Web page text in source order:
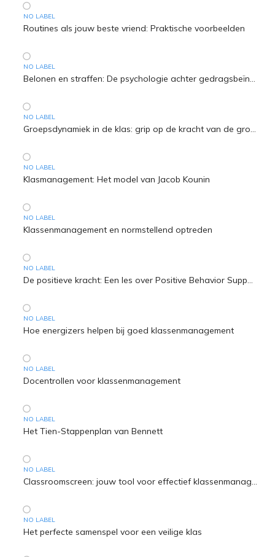
NO LABEL
Routines als jouw beste vriend: Praktische voorbeelden
NO LABEL
NO LABEL
NO LABEL
Klasmanagement: Het model van Jacob Kounin
NO LABEL
Klassenmanagement en normstellend optreden
NO LABEL
NO LABEL
Hoe energizers helpen bij goed klassenmanagement
NO LABEL
Docentrollen voor klassenmanagement
NO LABEL
Het Tien-Stappenplan van Bennett
NO LABEL
NO LABEL
Het perfecte samenspel voor een veilige klas